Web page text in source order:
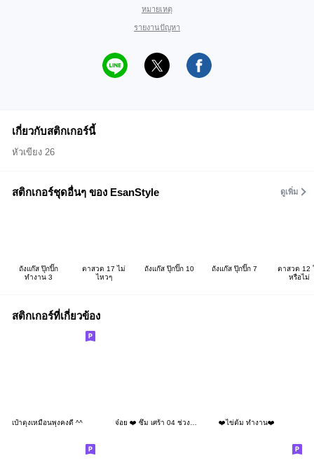
หมายเหตุ
รายงานปัญหา
เกี่ยวกับสติกเกอร์นี้
หัวเขียง 26
สติกเกอร์ชุดอื่นๆ ของ EsanStyle ดูเพิ่ม
ถังแก๊ส ปุ๊กปิ๊ก
ทำงาน 3
ตาสวด 17 ไม่
ไหวๆ
ถังแก๊ส ปุ๊กปิ๊ก 10 ถังแก๊ส ปุ๊กปิ๊ก 7
ตาสวด 12
หรือไม่
สติกเกอร์ที่เกี่ยวข้อง
เป๋าตุงเหมือนพุงคงดี ^^ จ๋อย ❤️ ซึม เศร้า 04 ช่วงนี้ขาขึ้น ❤️ไข่ต้ม ทำงาน❤️